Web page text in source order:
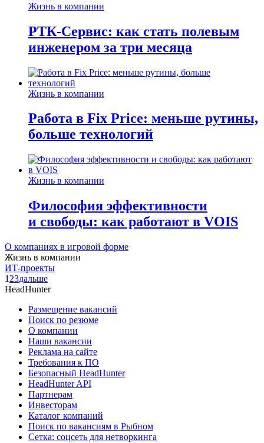
Жизнь в компании
РТК-Сервис: как стать полевым
инженером за три месяца
Жизнь в компании
Работа в Fix Price: меньше рутины,
больше технологий
Жизнь в компании
Философия эффективности
и свободы: как работают в VOIS
О компаниях в игровой форме
Жизнь в компании
ИТ-проекты
1 23дальше
HeadHunter
Размещение вакансий
Поиск по резюме
О компании
Наши вакансии
Реклама на сайте
Требования к ПО
Безопасный HeadHunter
HeadHunter API
Партнерам
Инвесторам
Каталог компаний
Поиск по вакансиям в Рыбном
Сетка: соцсеть для нетворкинга